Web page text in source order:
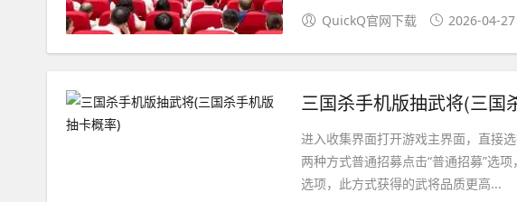
QuickQ官网下载 2026-04-27
三国杀手机版抽武将(三国
进入收集界面打开游戏主界面，直接
两种方式普通招募点击“普通招募”选
选项，此方式获得的武将品质更高...